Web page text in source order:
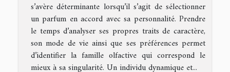
s’avère déterminante lorsqu’il s’agit de sélectionner
un parfum en accord avec sa personnalité. Prendre
le temps d’analyser ses propres traits de caractère,
son mode de vie ainsi que ses préférences permet
d’identifier la famille olfactive qui correspond le
mieux à sa singularité. Un individu dynamique et...